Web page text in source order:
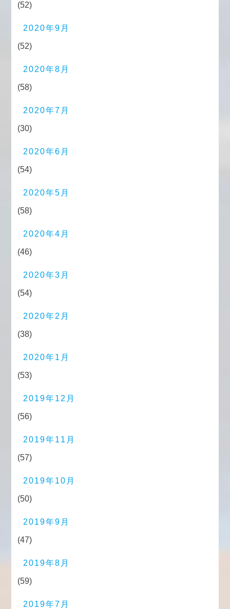
(52)
2020年9月
(52)
2020年8月
(58)
2020年7月
(30)
2020年6月
(54)
2020年5月
(58)
2020年4月
(46)
2020年3月
(54)
2020年2月
(38)
2020年1月
(53)
2019年12月
(56)
2019年11月
(57)
2019年10月
(50)
2019年9月
(47)
2019年8月
(59)
2019年7月